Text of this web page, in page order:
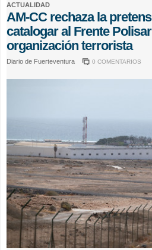
ACTUALIDAD
AM-CC rechaza la
catalogar al Frente
organización terrorista
Diario de Fuerteventura 0 COMENTARIOS